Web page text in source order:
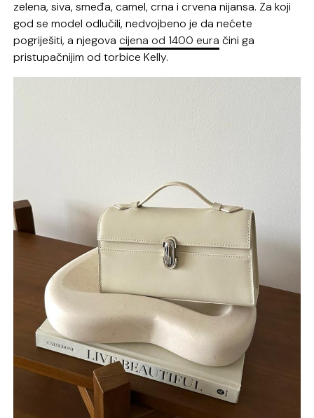
zelena, siva, smeđa, camel, crna i crvena nijansa. Za koji
god se model odlučili, nedvojbeno je da nećete
pogriješiti, a njegovacijena od 1400 eura čini ga
pristupačnijim od torbice Kelly.